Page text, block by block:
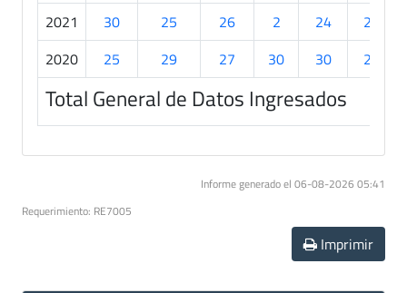
2021
30 25 26 2 24
28
2020
25 29 27 30 30 29
Total General de Datos Ingresados
Informe generado el 06-08-2026 05:41
Requerimiento: RE7005
Imprimir